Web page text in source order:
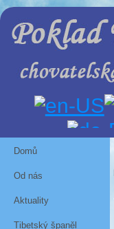
Domů
Od nás
Aktuality
Tibetský španěl